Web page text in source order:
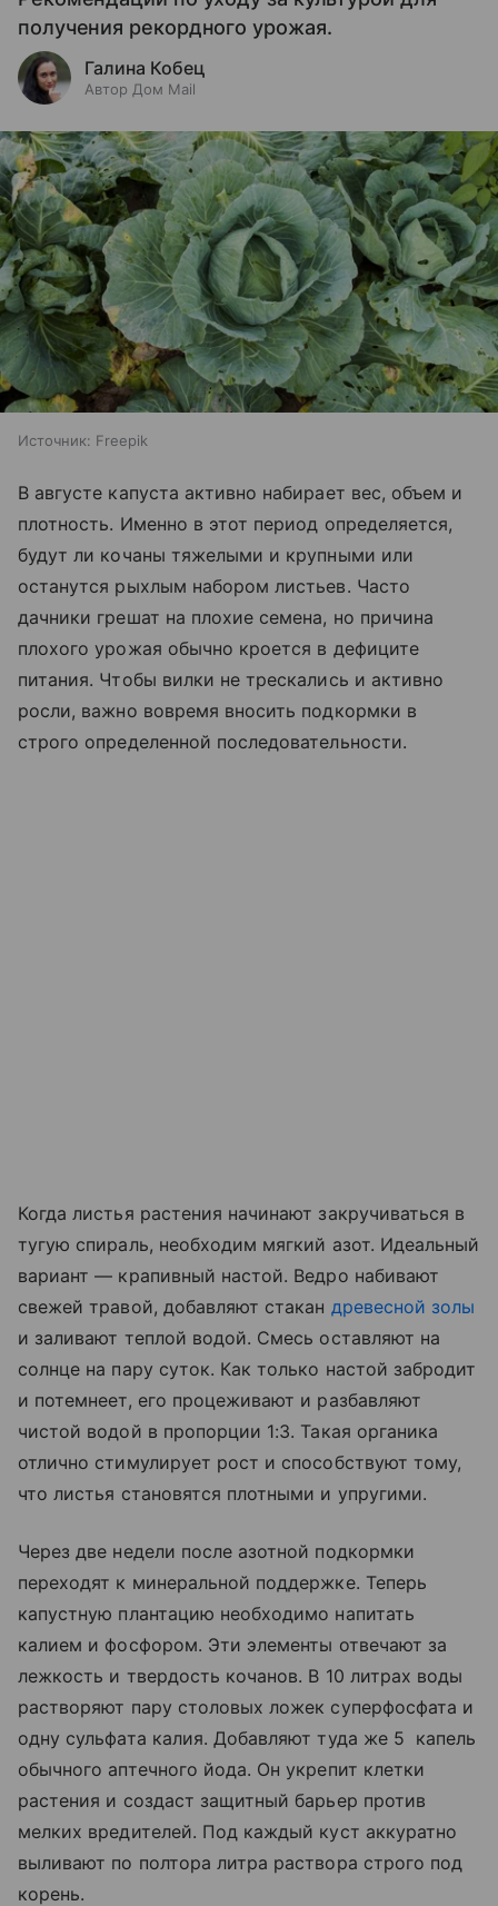
получения рекордного урожая.
Галина Кобец
Автор Дом Mail
Источник: Freepik
В августе капуста активно набирает вес, объем и
плотность. Именно в этот период определяется,
будут ли кочаны тяжелыми и крупными или
останутся рыхлым набором листьев. Часто
дачники грешат на плохие семена, но причина
плохого урожая обычно кроется в дефиците
питания. Чтобы вилки не трескались и активно
росли, важно вовремя вносить подкормки в
строго определенной последовательности.
Когда листья растения начинают закручиваться в
тугую спираль, необходим мягкий азот. Идеальный
вариант — крапивный настой. Ведро набивают
свежей травой, добавляют стакан древесной золы
и заливают теплой водой. Смесь оставляют на
солнце на пару суток. Как только настой забродит
и потемнеет, его процеживают и разбавляют
чистой водой в пропорции 1:3. Такая органика
отлично стимулирует рост и способствуют тому,
что листья становятся плотными и упругими.
Через две недели после азотной подкормки
переходят к минеральной поддержке. Теперь
капустную плантацию необходимо напитать
калием и фосфором. Эти элементы отвечают за
лежкость и твердость кочанов. В 10 литрах воды
растворяют пару столовых ложек суперфосфата и
одну сульфата калия. Добавляют туда же 5 капель
обычного аптечного йода. Он укрепит клетки
растения и создаст защитный барьер против
мелких вредителей. Под каждый куст аккуратно
выливают по полтора литра раствора строго под
корень.